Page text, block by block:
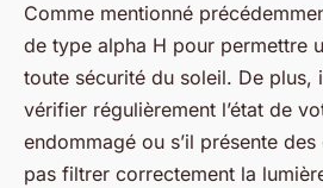
Comme mentionné
de type alpha H pour permettre
toute sécurité du soleil. De plus,
vérifier régulièrement l’état de
endommagé ou s’il présente
pas filtrer correctement la